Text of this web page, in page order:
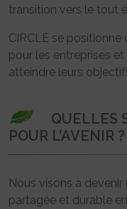
transition vers le tout
CIRCLE se
pour les entreprises
atteindre leurs
QUELLES
POUR L’AVENIR ?
Nous visons à
partagée et durable